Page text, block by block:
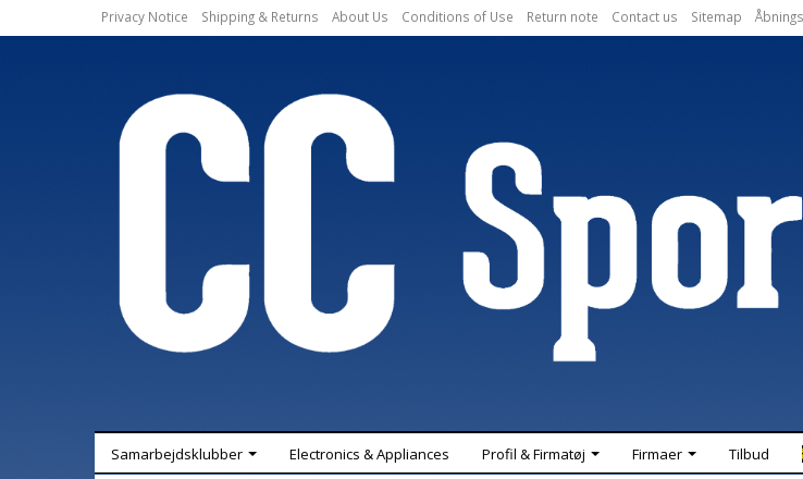
Privacy Notice Shipping & Returns About Us Conditions of Use Return note Contact us Sitemap
Samarbejdsklubber Electronics & Appliances Profil & Firmatøj Firmaer Tilbud